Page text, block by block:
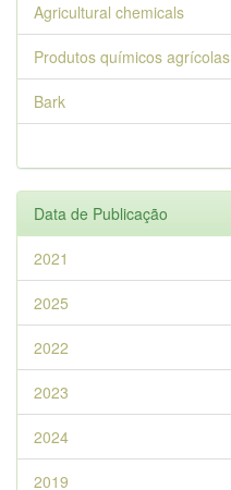
Agricultural chemicals
Produtos químicos agrícolas
Bark
Data de Publicação
2021
2025
2022
2023
2024
2019